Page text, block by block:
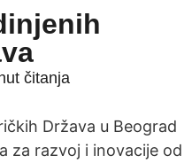
čitanja
Država u Beograd
za razvoj i inovacije od